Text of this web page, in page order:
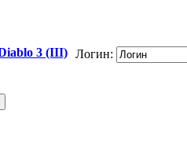
3 (III) Логин: